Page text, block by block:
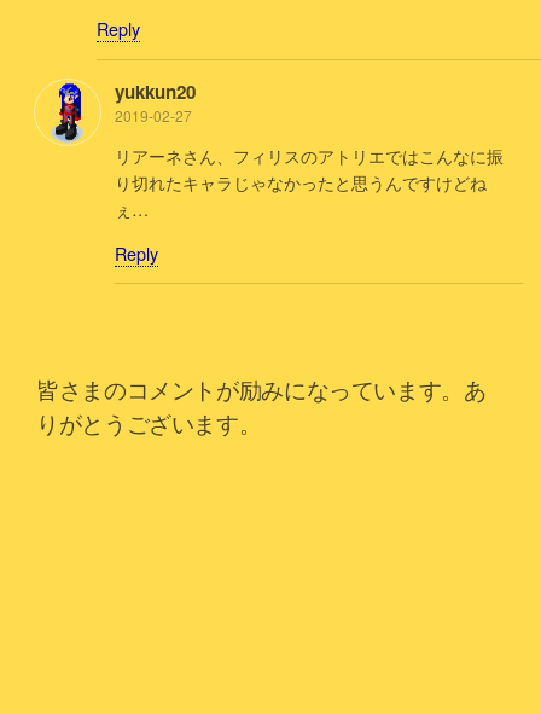
Reply
yukkun20
2019-02-27
リアーネさん、フィリスのアトリエではこんなに振
り切れたキャラじゃなかったと思うんですけどね
ぇ…
Reply
皆さまのコメントが励みになっています。あ
りがとうございます。